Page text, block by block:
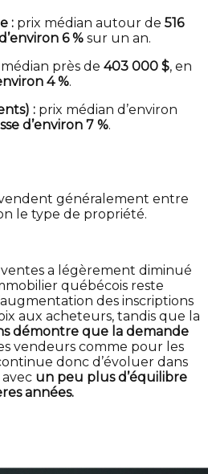
: prix médian autour de 516
6 % sur un an.
près de 403 000 $, en
4 %.
: prix médian d’environ
d’environ 7 %.
généralement entre
le type de propriété.
a légèrement diminué
québécois reste
des inscriptions
aux acheteurs, tandis que la
démontre que la demande
vendeurs comme pour les
donc d’évoluer dans
un peu plus d’équilibre
années.